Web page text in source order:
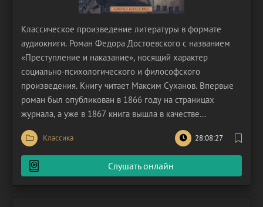
Классическое произведение литературы в формате
аудиокниги. Роман Федора Достоевского с названием
«Преступление и наказание», носящий характер
социально-психологического и философского
произведения. Книгу читает Максим Суханов. Впервые
роман был опубликован в 1866 году на страницах
журнала, а уже в 1867 книга вышла в качестве
самостоятельного издания. Эта работа классика вызвала
бурную реакцию общества и литературных критиков.
Роман получил широкий диапазон оценок, которые
варьировались от
Классика 28:08:27
Слушать онлайн